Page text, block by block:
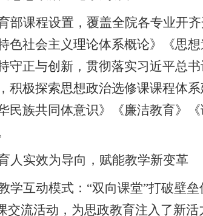
部课程设置，覆盖全院各专业开
色社会主义理论体系概论》《思
守正与创新，贯彻落实习近平总
积极探索思想政治选修课课程体
民族共同体意识》《廉洁教育》
人实效为导向，赋能教学新变革
学互动模式： “双向课堂”打破壁
交流活动，为思政教育注入了新